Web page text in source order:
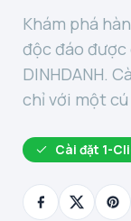
Khám phá
độc đáo được
DINHDANH.
chỉ với một
Cài đặt 1-